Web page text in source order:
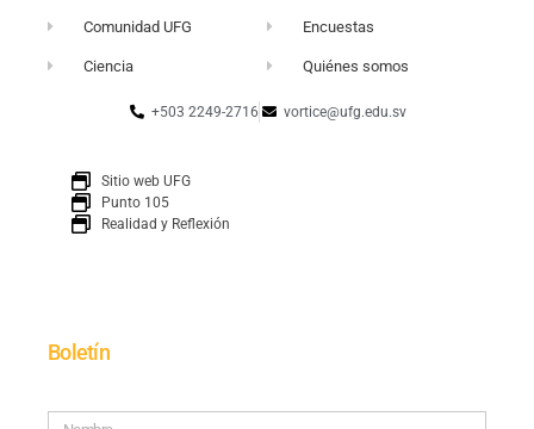
Comunidad UFG
Ciencia
Encuestas
Quiénes somos
+503 2249-2716 vortice@ufg.edu.sv
Sitio web UFG
Punto 105
Realidad y Reflexión
Boletín